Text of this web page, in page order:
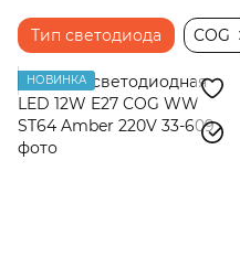
Тип светодиода COG
НОВИНКА